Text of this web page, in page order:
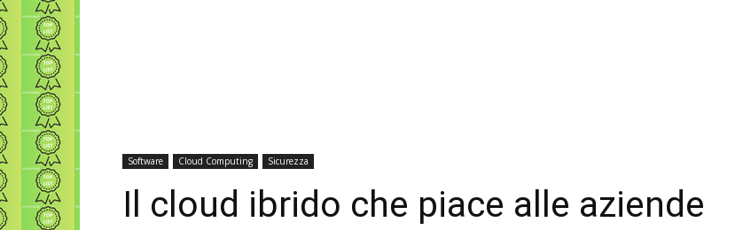
Software Cloud Computing Sicurezza
Il cloud ibrido che piace alle aziende